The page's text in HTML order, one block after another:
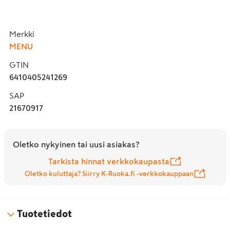
Merkki
MENU
GTIN
6410405241269
SAP
21670917
Oletko nykyinen tai uusi asiakas?
Tarkista hinnat verkkokaupasta
Oletko kuluttaja? Siirry K-Ruoka.fi -verkkokauppaan
Tuotetiedot